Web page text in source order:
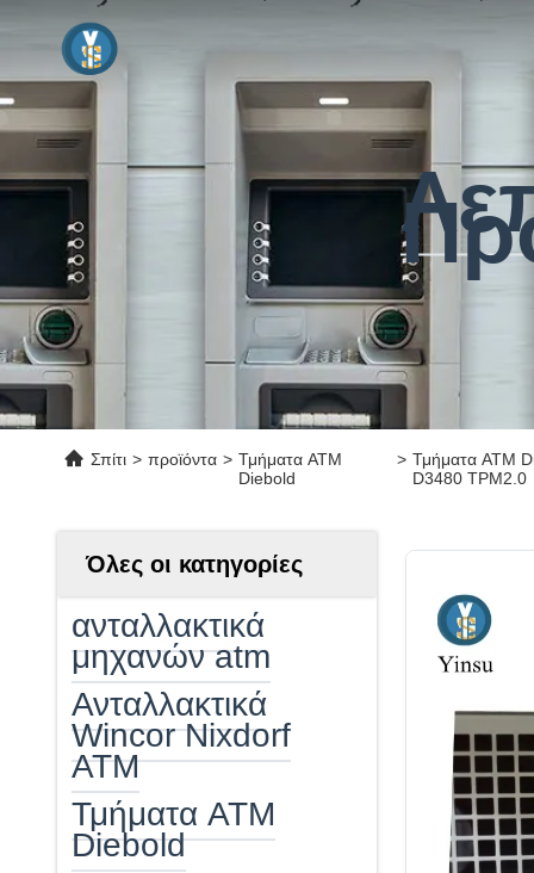
Σπίτι > προϊόντα > Τμήματα ATM
Diebold
> Τμήματα ATM
D3480 TPM2.0
Όλες οι κατηγορίες
ανταλλακτικά
μηχανών atm
Ανταλλακτικά
Wincor Nixdorf
ATM
Τμήματα ATM
Diebold